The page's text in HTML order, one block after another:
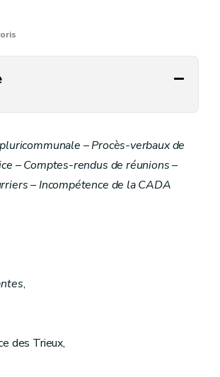
– Procès-verbaux de
– Comptes-rendus de réunions –
– Incompétence de la CADA
,
des Trieux,